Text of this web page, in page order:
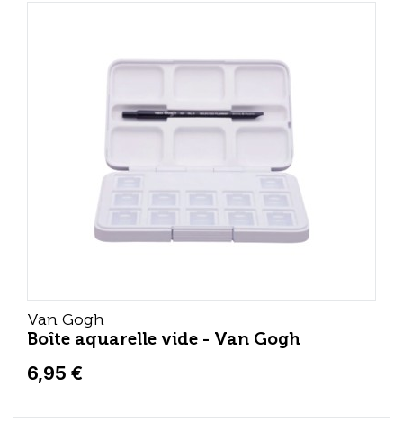
Van Gogh
Boîte aquarelle vide - Van Gogh
6,95 €